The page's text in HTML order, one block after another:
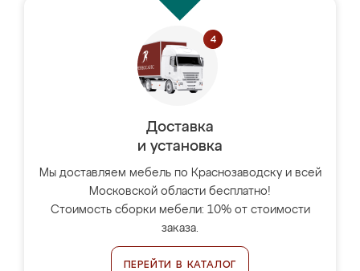
Доставка
и установка
Мы доставляем мебель по Краснозаводску и всей
Московской области бесплатно!
Стоимость сборки мебели: 10% от стоимости
заказа.
ПЕРЕЙТИ В КАТАЛОГ